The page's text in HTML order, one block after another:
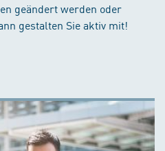
geändert werden oder
gestalten Sie aktiv mit!